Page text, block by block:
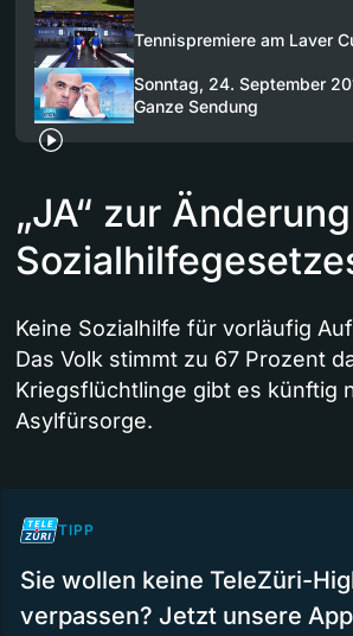
Tennispremiere am Laver
Sonntag, 24. September
Ganze Sendung
„JA“ zur
Keine Sozialhilfe für vorläufig
Das Volk stimmt zu 67 Prozent
Kriegsflüchtlinge gibt es künftig
Asylfürsorge.
TIPP
Sie wollen keine TeleZüri-
verpassen? Jetzt unsere App